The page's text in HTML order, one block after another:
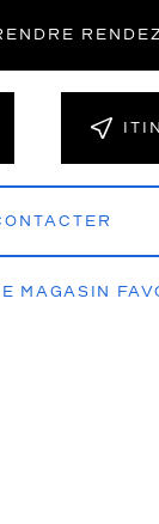
MAGASIN